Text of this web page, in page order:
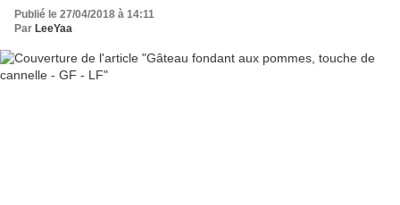
Publié le 27/04/2018 à 14:11
Par LeeYaa